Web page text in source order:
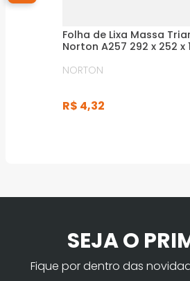
Folha de Lixa Massa
Norton A257 292 x 252 x
NORTON
R$ 4,32
SEJA O
Fique por dentro das